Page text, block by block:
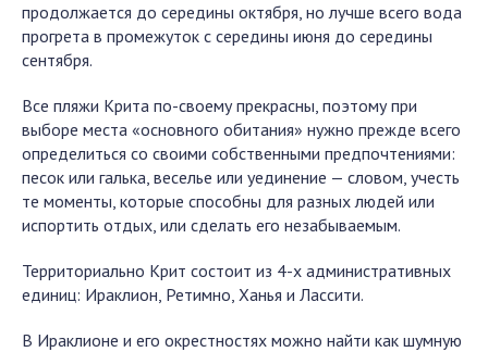
продолжается до середины октября, но лучше всего вода
прогрета в промежуток с середины июня до середины
сентября.
Все пляжи Крита по-своему прекрасны, поэтому при
выборе места «основного обитания» нужно прежде всего
определиться со своими собственными предпочтениями:
песок или галька, веселье или уединение — словом, учесть
те моменты, которые способны для разных людей или
испортить отдых, или сделать его незабываемым.
Территориально Крит состоит из 4-х административных
единиц: Ираклион, Ретимно, Ханья и Лассити.
В Ираклионе и его окрестностях можно найти как шумную